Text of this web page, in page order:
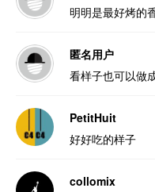
明明是最好烤
匿名用户
看样子也可以做
PetitHuit
好好吃的样子
collomix